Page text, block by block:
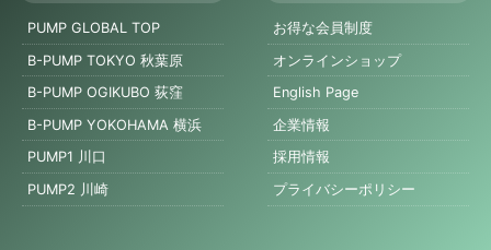
PUMP GLOBAL TOP
B-PUMP TOKYO 秋葉原
B-PUMP OGIKUBO 荻窪
B-PUMP YOKOHAMA 横浜
PUMP1 川口
PUMP2 川崎
お得な会員制度
オンラインショップ
English Page
企業情報
採用情報
プライバシーポリシー